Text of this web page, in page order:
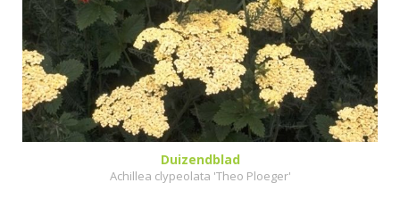
Duizendblad
Achillea clypeolata 'Theo Ploeger'